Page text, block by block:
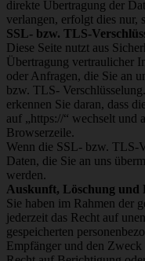
direkte Übertragung der
verlangen, erfolgt dies nur,
SSL- bzw. TLS-
Diese Seite nutzt aus
Übertragung vertraulicher
oder Anfragen, die Sie an
bzw. TLS-
erkennen Sie daran, dass
auf „https://“ wechselt und
Browserzeile.
Wenn die SSL- bzw. TLS-
Daten, die Sie an uns
werden.
Auskunft, Löschung und
Sie haben im Rahmen der
jederzeit das Recht auf
gespeicherten
Empfänger und den